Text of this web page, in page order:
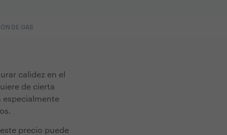
DE GAS
calidez en el
de cierta
especialmente
precio puede